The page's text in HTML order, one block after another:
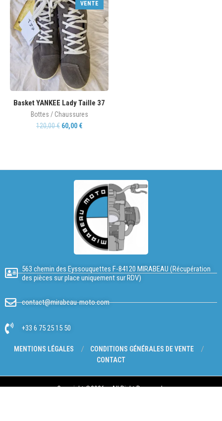
VENTE
Basket YANKEE Lady Taille 37
Bottes / Chaussures
120,00€ 60,00 €
563 chemin des Eyssouquettes F-84120 MIRABEAU (Récupération
des pièces sur place uniquement sur RDV)
contact@mirabeau-moto.com
+33 6 75 25 15 50
MENTIONS LÉGALES
CONDITIONS GÉNÉRALES DE VENTE
CONTACT
Copyright @2026 – All Right Reserved.